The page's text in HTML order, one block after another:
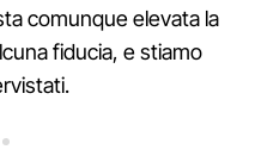
comunque elevata la
fiducia, e stiamo